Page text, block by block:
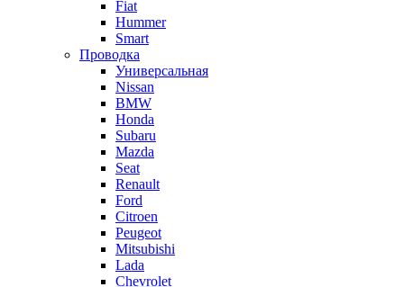
Fiat
Hummer
Smart
Проводка
Универсальная
Nissan
BMW
Honda
Subaru
Mazda
Seat
Renault
Ford
Citroen
Peugeot
Mitsubishi
Lada
Chevrolet